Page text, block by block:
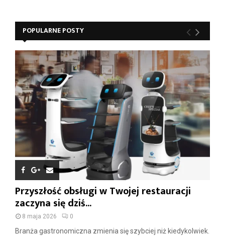
POPULARNE POSTY
Przyszłość obsługi w Twojej restauracji
zaczyna się dziś...
8 maja 2026 0
Branża gastronomiczna zmienia się szybciej niż kiedykolwiek.